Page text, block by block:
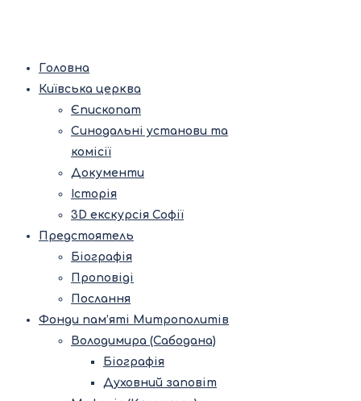
Головна
Київська церква
Єпископат
Синодальні установи та
комісії
Документи
Історія
3D екскурсія Софії
Предстоятель
Біографія
Проповіді
Послання
Фонди пам’яті Митрополитів
Володимира (Сабодана)
Біографія
Духовний заповіт